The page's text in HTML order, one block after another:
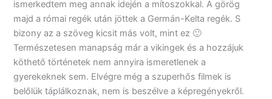
ismerkedtem meg annak idején a mítoszokkal. A görög
majd a római regék után jöttek a Germán-Kelta regék. S
bizony az a szöveg kicsit más volt, mint ez 🙂
Természetesen manapság már a vikingek és a hozzájuk
köthető történetek nem annyira ismeretlenek a
gyerekeknek sem. Elvégre még a szuperhős filmek is
belőlük táplálkoznak, nem is beszélve a képregényekről.